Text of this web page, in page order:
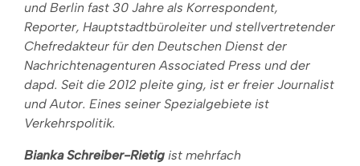
und Berlin fast 30 Jahre als Korrespondent,
Reporter, Hauptstadtbüroleiter und stellvertretender
Chefredakteur für den Deutschen Dienst der
Nachrichtenagenturen Associated Press und der
dapd. Seit die 2012 pleite ging, ist er freier Journalist
und Autor. Eines seiner Spezialgebiete ist
Verkehrspolitik.
Bianka Schreiber-Rietig ist mehrfach